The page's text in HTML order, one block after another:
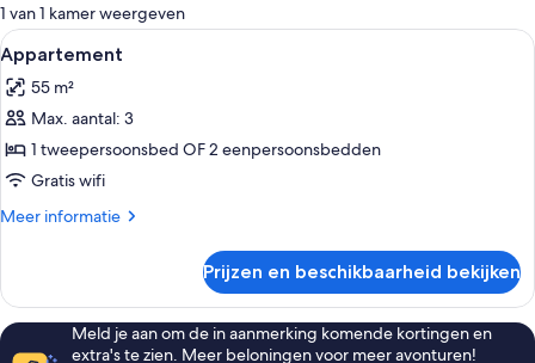
voor
kamers
1 van 1 kamer weergeven
Alle
foto's
voor
Appartement
laden
Een woonkamer met een beige
7
Appartement
55 m²
Max. aantal: 3
1 tweepersoonsbed OF 2 eenpersoonsbedden
Gratis wifi
Meer informatie
Meer
Prijzen en beschikbaarheid bekijken
Meld je aan om de in aanmerking komende kortingen en
extra's te zien. Meer beloningen voor meer avonturen!